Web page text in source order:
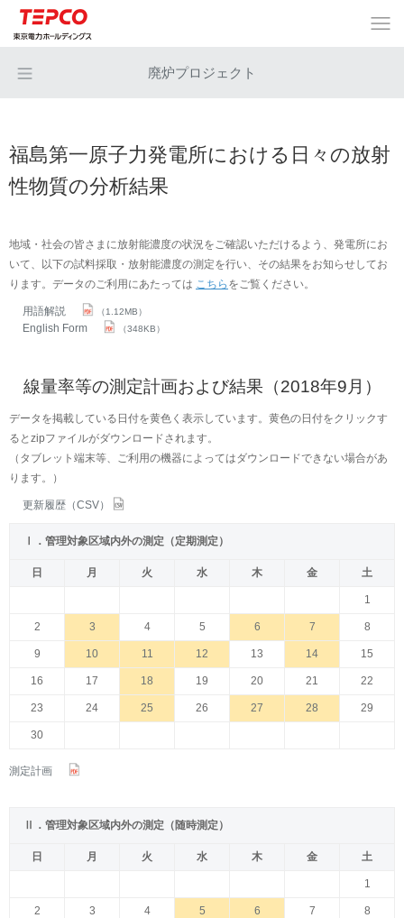
廃炉プロジェクト
福島第一原子力発電所における日々の放射
性物質の分析結果
地域・社会の皆さまに放射能濃度の状況をご確認いただけるよう、発電所にお
いて、以下の試料採取・放射能濃度の測定を行い、その結果をお知らせしてお
ります。データのご利用にあたっては こちら をご覧ください。
用語解説 （1.12MB）
English Form （348KB）
線量率等の測定計画および結果（2018年9月）
データを掲載している日付を黄色く表示しています。黄色の日付をクリックす
るとzipファイルがダウンロードされます。
（タブレット端末等、ご利用の機器によってはダウンロードできない場合があ
ります。）
更新履歴（CSV）
Ⅰ．管理対象区域内外の測定（定期測定）
日 月 火 水 木 金 土
1
2 3 4 5 6 7 8
9 10 11 12 13 14 15
16 17 18 19 20 21 22
23 24 25 26 27 28 29
30
測定計画
Ⅱ．管理対象区域内外の測定（随時測定）
日 月 火 水 木 金 土
1
2 3 4 5 6 7 8